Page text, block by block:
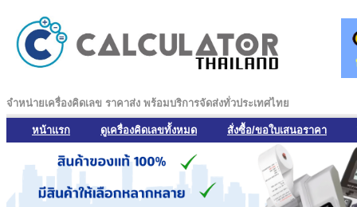
จำหน่ายเครื่องคิดเลข ราคาส่ง พร้อมบริการจัดส่งทั่วประเทศไทย
หน้าแรก ดูเครื่องคิดเลขทั้งหมด สั่งซื้อ/ขอใบเสนอราคา